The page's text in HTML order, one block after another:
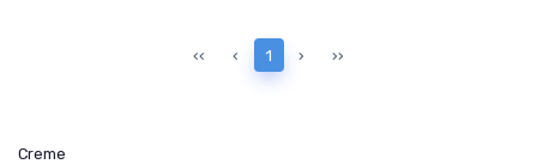
‹‹ ‹ 1 › ››
Creme